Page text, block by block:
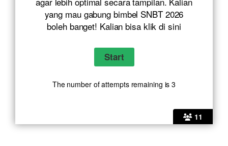
11
yang mau gabung bimbel SNBT 2026
boleh banget! Kalian bisa klikdi sini
The number of attempts remaining is 3